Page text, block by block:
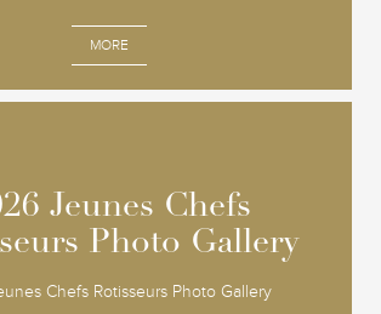
MORE
Jeunes Chefs
Photo Gallery
Chefs Rotisseurs Photo Gallery
Jeunes Chefs
Photo Gallery